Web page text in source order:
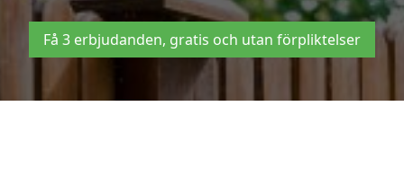
Få 3 erbjudanden, gratis och utan förpliktelser